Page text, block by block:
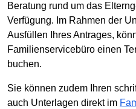
Beratung rund um das
Verfügung. Im Rahmen der
Ausfüllen Ihres Antrages,
Familienservicebüro einen
buchen.
Sie können zudem Ihren
auch Unterlagen direkt im